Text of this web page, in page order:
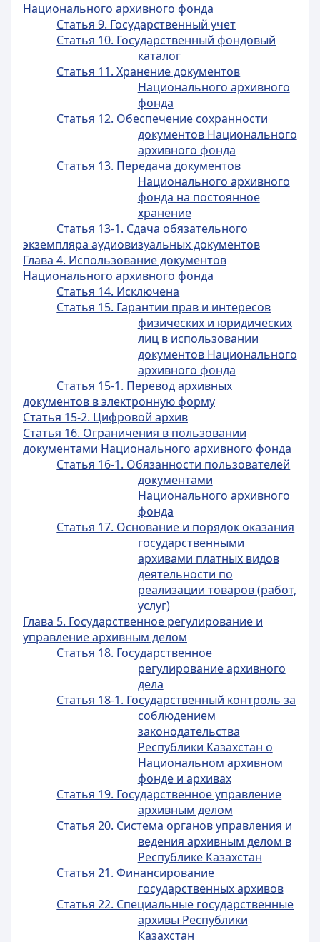
Национального архивного фонда
Статья 9. Государственный учет
Статья 10. Государственный фондовый
каталог
Статья 11. Хранение документов
Национального архивного
фонда
Статья 12. Обеспечение сохранности
документов Национального
архивного фонда
Статья 13. Передача документов
Национального архивного
фонда на постоянное
хранение
Статья 13-1. Сдача обязательного
экземпляра аудиовизуальных документов
Глава 4. Использование документов
Национального архивного фонда
Статья 14. Исключена
Статья 15. Гарантии прав и интересов
физических и юридических
лиц в использовании
документов Национального
архивного фонда
Статья 15-1. Перевод архивных
документов в электронную форму
Статья 15-2. Цифровой архив
Статья 16. Ограничения в пользовании
документами Национального архивного фонда
Статья 16-1. Обязанности пользователей
документами
Национального архивного
фонда
Статья 17. Основание и порядок оказания
государственными
архивами платных видов
деятельности по
реализации товаров (работ,
услуг)
Глава 5. Государственное регулирование и
управление архивным делом
Статья 18. Государственное
регулирование архивного
дела
Статья 18-1. Государственный контроль за
соблюдением
законодательства
Республики Казахстан о
Национальном архивном
фонде и архивах
Статья 19. Государственное управление
архивным делом
Статья 20. Система органов управления и
ведения архивным делом в
Республике Казахстан
Статья 21. Финансирование
государственных архивов
Статья 22. Специальные государственные
архивы Республики
Казахстан